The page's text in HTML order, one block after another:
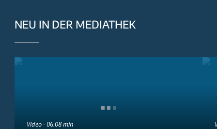
NEU IN DER MEDIATHEK
Video - 06:08 min